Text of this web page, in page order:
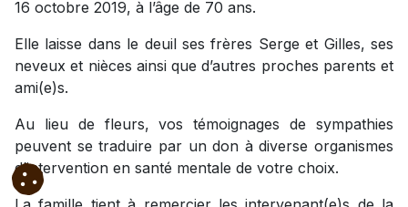
16 octobre 2019, à l’âge de 70 ans.
Elle laisse dans le deuil ses frères Serge et Gilles, ses
neveux et nièces ainsi que d’autres proches parents et
ami(e)s.
Au lieu de fleurs, vos témoignages de sympathies
peuvent se traduire par un don à diverse organismes
d’intervention en santé mentale de votre choix.